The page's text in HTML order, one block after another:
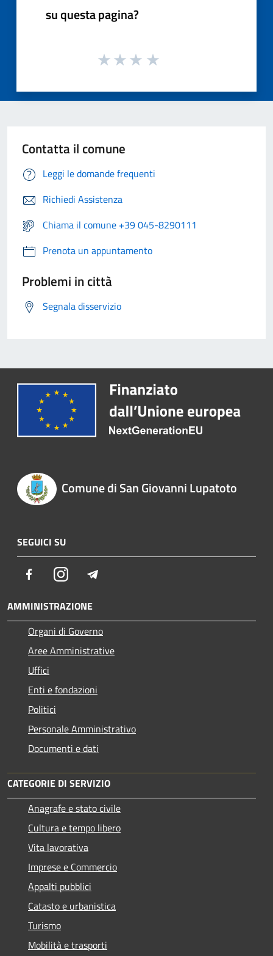
su questa pagina?
Contatta il comune
Leggi le domande frequenti
Richiedi Assistenza
Chiama il comune +39 045-8290111
Prenota un appuntamento
Problemi in città
Segnala disservizio
Comune di San Giovanni Lupatoto
SEGUICI SU
FacebookInstagram
AMMINISTRAZIONE
Organi di Governo
Aree Amministrative
Uffici
Enti e fondazioni
Politici
Personale Amministrativo
Documenti e dati
CATEGORIE DI SERVIZIO
Anagrafe e stato civile
Cultura e tempo libero
Vita lavorativa
Imprese e Commercio
Appalti pubblici
Catasto e urbanistica
Turismo
Mobilità e trasporti